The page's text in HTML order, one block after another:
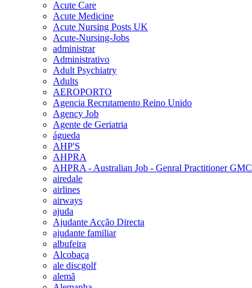
Acute Care
Acute Medicine
Acute Nursing Posts UK
Acute-Nursing-Jobs
administrar
Administrativo
Adult Psychiatry
Adults
AEROPORTO
Agencia Recrutamento Reino Unido
Agency Job
Agente de Geriatria
águeda
AHP'S
AHPRA
AHPRA - Australian Job - Genral Practitioner GMC
airedale
airlines
airways
ajuda
Ajudante Acção Directa
ajudante familiar
albufeira
Alcobaça
ale discgolf
alemã